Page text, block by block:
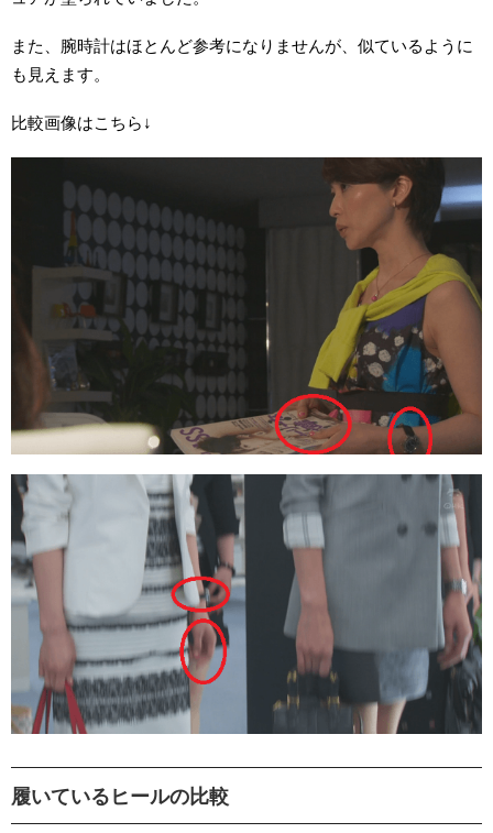
また、腕時計はほとんど参考になりませんが、似ているように
も見えます。
比較画像はこちら↓
履いているヒールの比較